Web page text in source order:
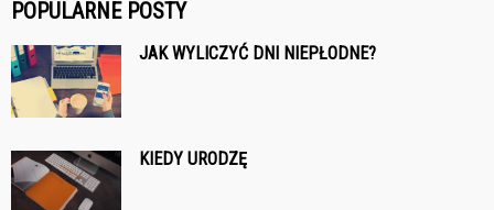
POPULARNE POSTY
JAK WYLICZYĆ DNI NIEPŁODNE?
KIEDY URODZĘ